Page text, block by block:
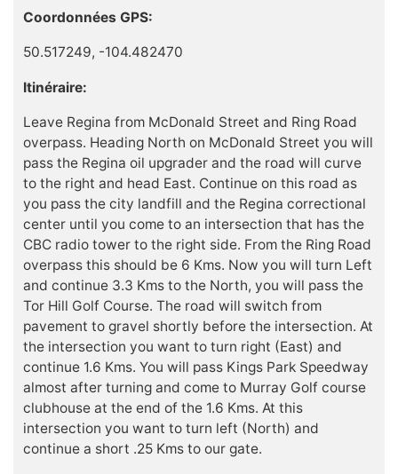
Coordonnées GPS:
50.517249, -104.482470
Itinéraire:
Leave Regina from McDonald Street and Ring Road
overpass. Heading North on McDonald Street you will
pass the Regina oil upgrader and the road will curve
to the right and head East. Continue on this road as
you pass the city landfill and the Regina correctional
center until you come to an intersection that has the
CBC radio tower to the right side. From the Ring Road
overpass this should be 6 Kms. Now you will turn Left
and continue 3.3 Kms to the North, you will pass the
Tor Hill Golf Course. The road will switch from
pavement to gravel shortly before the intersection. At
the intersection you want to turn right (East) and
continue 1.6 Kms. You will pass Kings Park Speedway
almost after turning and come to Murray Golf course
clubhouse at the end of the 1.6 Kms. At this
intersection you want to turn left (North) and
continue a short .25 Kms to our gate.